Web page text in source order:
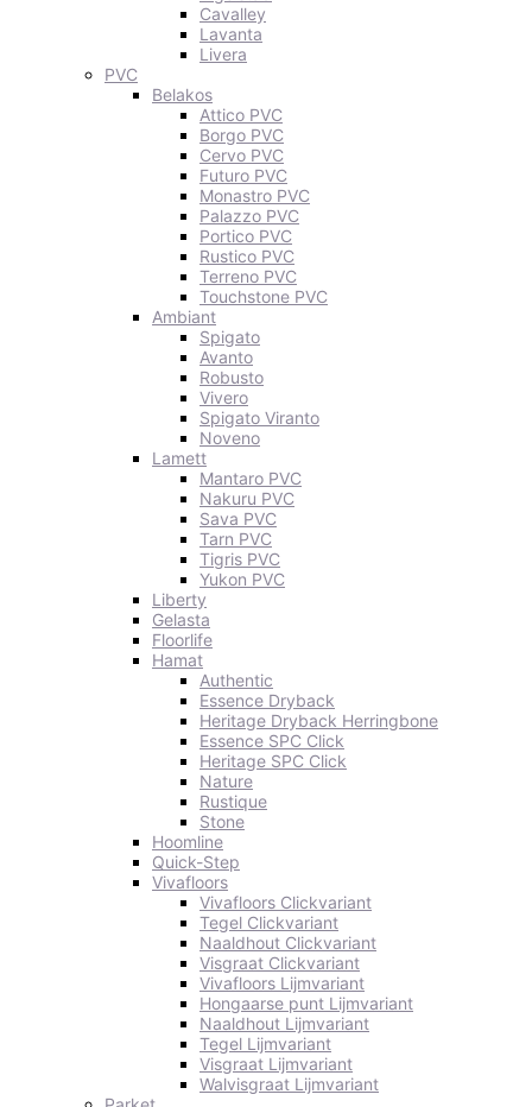
Cavalley
Lavanta
Livera
PVC
Belakos
Attico PVC
Borgo PVC
Cervo PVC
Futuro PVC
Monastro PVC
Palazzo PVC
Portico PVC
Rustico PVC
Terreno PVC
Touchstone PVC
Ambiant
Spigato
Avanto
Robusto
Vivero
Spigato Viranto
Noveno
Lamett
Mantaro PVC
Nakuru PVC
Sava PVC
Tarn PVC
Tigris PVC
Yukon PVC
Liberty
Gelasta
Floorlife
Hamat
Authentic
Essence Dryback
Heritage Dryback Herringbone
Essence SPC Click
Heritage SPC Click
Nature
Rustique
Stone
Hoomline
Quick-Step
Vivafloors
Vivafloors Clickvariant
Tegel Clickvariant
Naaldhout Clickvariant
Visgraat Clickvariant
Vivafloors Lijmvariant
Hongaarse punt Lijmvariant
Naaldhout Lijmvariant
Tegel Lijmvariant
Visgraat Lijmvariant
Walvisgraat Lijmvariant